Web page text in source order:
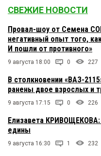
СВЕЖИЕ НОВОСТИ
Провал-шоу от Семена
негативный опыт того,
И пошли от противного»
9 августа 18:00 0 227
В столкновении «ВАЗ-
ранены двое взрослых и
9 августа 17:15 0 226
Елизавета
едины
9 августа 16:30 1 232